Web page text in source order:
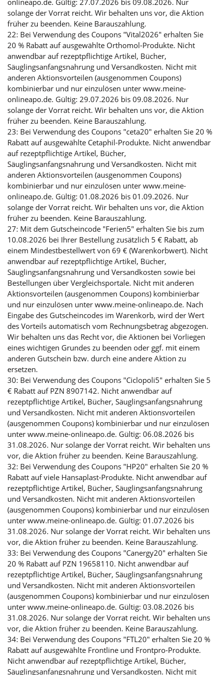
onlineapo.de. Gültig: 27.07.2026 bis 09.08.2026. Nur
solange der Vorrat reicht. Wir behalten uns vor, die Aktion
früher zu beenden. Keine Barauszahlung.
22: Bei Verwendung des Coupons "Vital2026" erhalten Sie
20 % Rabatt auf ausgewählte Orthomol-Produkte. Nicht
anwendbar auf rezeptpflichtige Artikel, Bücher,
Säuglingsanfangsnahrung und Versandkosten. Nicht mit
anderen Aktionsvorteilen (ausgenommen Coupons)
kombinierbar und nur einzulösen unter www.meine-
onlineapo.de. Gültig: 29.07.2026 bis 09.08.2026. Nur
solange der Vorrat reicht. Wir behalten uns vor, die Aktion
früher zu beenden. Keine Barauszahlung.
23: Bei Verwendung des Coupons "ceta20" erhalten Sie 20 %
Rabatt auf ausgewählte Cetaphil-Produkte. Nicht anwendbar
auf rezeptpflichtige Artikel, Bücher,
Säuglingsanfangsnahrung und Versandkosten. Nicht mit
anderen Aktionsvorteilen (ausgenommen Coupons)
kombinierbar und nur einzulösen unter www.meine-
onlineapo.de. Gültig: 01.08.2026 bis 01.09.2026. Nur
solange der Vorrat reicht. Wir behalten uns vor, die Aktion
früher zu beenden. Keine Barauszahlung.
27: Mit dem Gutscheincode "Ferien5" erhalten Sie bis zum
10.08.2026 bei Ihrer Bestellung zusätzlich 5 € Rabatt, ab
einem Mindestbestellwert von 69 € (Warenkorbwert). Nicht
anwendbar auf rezeptpflichtige Artikel, Bücher,
Säuglingsanfangsnahrung und Versandkosten sowie bei
Bestellungen über Vergleichsportale. Nicht mit anderen
Aktionsvorteilen (ausgenommen Coupons) kombinierbar
und nur einzulösen unter www.meine-onlineapo.de. Nach
Eingabe des Gutscheincodes im Warenkorb, wird der Wert
des Vorteils automatisch vom Rechnungsbetrag abgezogen.
Wir behalten uns das Recht vor, die Aktionen bei Vorliegen
eines wichtigen Grundes zu beenden oder ggf. mit einem
anderen Gutschein bzw. durch eine andere Aktion zu
ersetzen.
30: Bei Verwendung des Coupons "Ciclopoli5" erhalten Sie 5
€ Rabatt auf PZN 8907142. Nicht anwendbar auf
rezeptpflichtige Artikel, Bücher, Säuglingsanfangsnahrung
und Versandkosten. Nicht mit anderen Aktionsvorteilen
(ausgenommen Coupons) kombinierbar und nur einzulösen
unter www.meine-onlineapo.de. Gültig: 06.08.2026 bis
31.08.2026. Nur solange der Vorrat reicht. Wir behalten uns
vor, die Aktion früher zu beenden. Keine Barauszahlung.
32: Bei Verwendung des Coupons "HP20" erhalten Sie 20 %
Rabatt auf viele Hansaplast-Produkte. Nicht anwendbar auf
rezeptpflichtige Artikel, Bücher, Säuglingsanfangsnahrung
und Versandkosten. Nicht mit anderen Aktionsvorteilen
(ausgenommen Coupons) kombinierbar und nur einzulösen
unter www.meine-onlineapo.de. Gültig: 01.07.2026 bis
31.08.2026. Nur solange der Vorrat reicht. Wir behalten uns
vor, die Aktion früher zu beenden. Keine Barauszahlung.
33: Bei Verwendung des Coupons "Canergy20" erhalten Sie
20 % Rabatt auf PZN 19658110. Nicht anwendbar auf
rezeptpflichtige Artikel, Bücher, Säuglingsanfangsnahrung
und Versandkosten. Nicht mit anderen Aktionsvorteilen
(ausgenommen Coupons) kombinierbar und nur einzulösen
unter www.meine-onlineapo.de. Gültig: 03.08.2026 bis
31.08.2026. Nur solange der Vorrat reicht. Wir behalten uns
vor, die Aktion früher zu beenden. Keine Barauszahlung.
34: Bei Verwendung des Coupons "FTL20" erhalten Sie 20 %
Rabatt auf ausgewählte Frontline und Frontpro-Produkte.
Nicht anwendbar auf rezeptpflichtige Artikel, Bücher,
Säuglingsanfangsnahrung und Versandkosten. Nicht mit